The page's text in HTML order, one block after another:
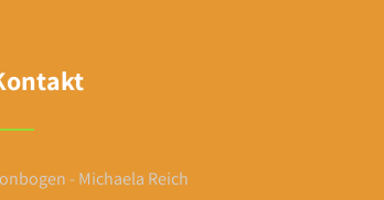
- Michaela Reich